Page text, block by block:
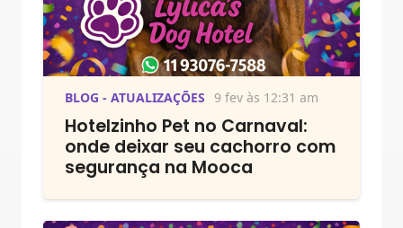
BLOG - ATUALIZAÇÕES 9 fev às 12:31 am
Hotelzinho Pet no Carnaval:
onde deixar seu cachorro com
segurança na Mooca